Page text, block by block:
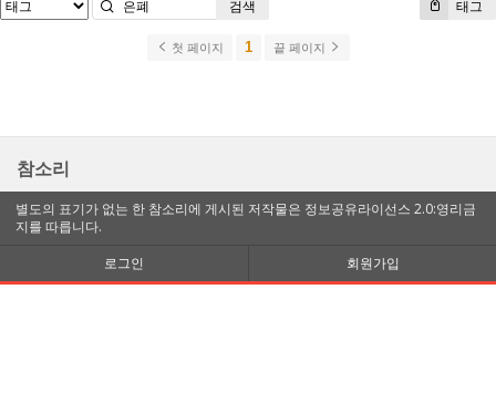
태그
검색
첫 페이지 1 끝 페이지
참소리
별도의 표기가 없는 한 참소리에 게시된 저작물은 정보공유라이선스 2.0:영리금
지를 따릅니다.
로그인
회원가입